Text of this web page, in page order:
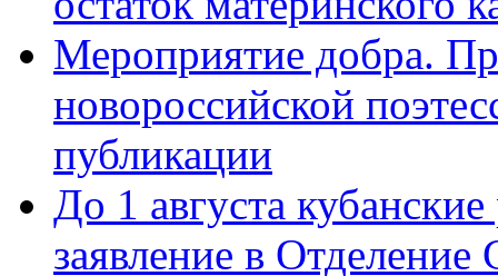
Мероприятие добра.
новороссийской
публикации
До 1 августа
заявление в